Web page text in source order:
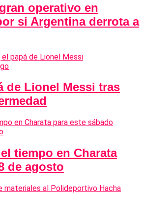
operativo en
si Argentina derrota a
de Lionel Messi tras
tiempo en Charata
de agosto